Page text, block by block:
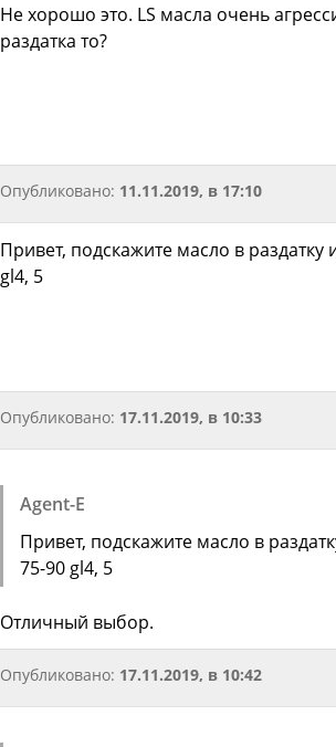
Не хорошо это. LS масла очень
раздатка то?
Опубликовано: 11.11.2019, в 17:10
Привет, подскажите масло в
gl4, 5
Опубликовано: 17.11.2019, в 10:33
Agent-E
Привет, подскажите масло в
75-90 gl4, 5
Отличный выбор.
Опубликовано: 17.11.2019, в 10:42